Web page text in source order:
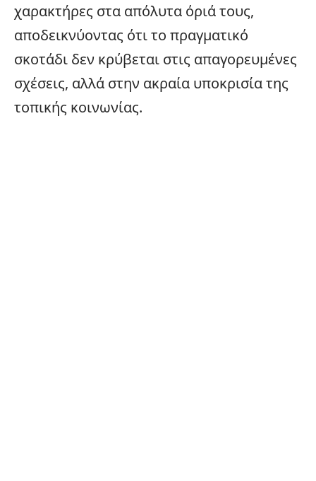
χαρακτήρες στα απόλυτα όριά τους,
αποδεικνύοντας ότι το πραγματικό
σκοτάδι δεν κρύβεται στις απαγορευμένες
σχέσεις, αλλά στην ακραία υποκρισία της
τοπικής κοινωνίας.